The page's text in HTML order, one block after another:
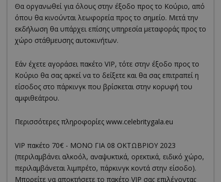
Θα οργανωθεί για όλους στην έξοδο προς το Κούριο, από
όπου θα κινούνται λεωφορεία προς το σημείο. Μετά την
εκδήλωση θα υπάρχει επίσης υπηρεσία μεταφοράς προς το
χώρο στάθμευσης αυτοκινήτων.
Εάν έχετε αγοράσει πακέτο VIP, τότε στην έξοδο προς το
Κούριο θα σας αρκεί να το δείξετε και θα σας επιτραπεί η
είσοδος στο πάρκινγκ που βρίσκεται στην κορυφή του
αμφιθεάτρου.
Περισσότερες πληροφορίες www.celebritygala.eu
VIP πακέτο 70€ - ΜΟΝΟ ΓΙΑ 08 ΟΚΤΩΒΡΙΟΥ 2023
(περιλαμβάνει αλκοόλ, αναψυκτικά, ορεκτικά, ειδικό χώρο,
περιλαμβάνεται λιμπρέτο, πάρκινγκ κοντά στην είσοδο).
Μπορείτε να αποκτήσετε το πακέτο VIP σας επιλέγοντας